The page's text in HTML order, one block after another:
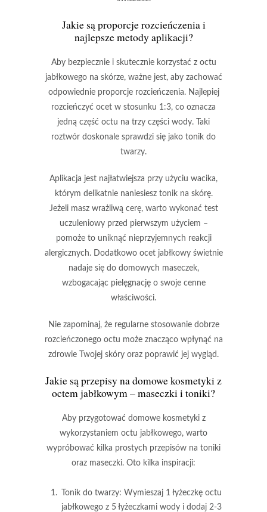
Jakie są proporcje rozcieńczenia i
najlepsze metody aplikacji?
Aby bezpiecznie i skutecznie korzystać z octu
jabłkowego na skórze,ważne jest, aby zachować
odpowiednie proporcje rozcieńczenia. Najlepiej
rozcieńczyć ocet w stosunku 1:3, co oznacza
jedną część octu na trzy części wody.
Taki
roztwór doskonale sprawdzi się jako tonik do
twarzy.
Aplikacja jest najłatwiejsza przy użyciu wacika,
którym delikatnie naniesiesz tonik na skórę.
Jeżeli masz wrażliwą cerę, warto wykonać test
uczuleniowy przed pierwszym użyciem –
pomoże to uniknąć nieprzyjemnych reakcji
alergicznych. Dodatkowo ocet jabłkowy świetnie
nadaje się do domowych maseczek,
wzbogacając pielęgnację o swoje cenne
właściwości.
Nie zapominaj, że regularne stosowanie dobrze
rozcieńczonego octu może znacząco wpłynąć na
zdrowie Twojej skóry oraz poprawić jej wygląd.
Jakie są przepisy na domowe kosmetyki z
octem jabłkowym – maseczki i toniki?
Aby przygotować domowe kosmetyki z
wykorzystaniem octu jabłkowego, warto
wypróbować kilka prostych przepisów na toniki
oraz maseczki. Oto kilka inspiracji:
Tonik do twarzy: Wymieszaj 1 łyżeczkę octu
jabłkowego z 5 łyżeczkami wody i dodaj 2-3